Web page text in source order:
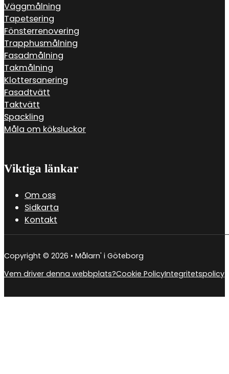
Väggmålning
Tapetsering
Fönsterrenovering
Trapphusmålning
Fasadmålning
Takmålning
Klottersanering
Fasadtvätt
Taktvätt
Spackling
Måla om köksluckor
Viktiga länkar
Om oss
Sidkarta
Kontakt
Copyright © 2026 • Målarn' i Göteborg
Vem driver denna webbplats?Cookie PolicyIntegritetspolicy